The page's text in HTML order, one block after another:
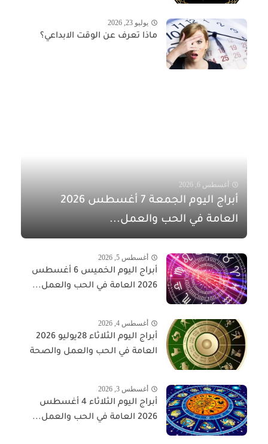
يوليو 23, 2026
ماذا تعرف عن الوقت الابداعي؟
أغسطس 6, 2026
أبراج اليوم الجمعة 7 أغسطس 2026
العامة في الحب والعمل...
أغسطس 5, 2026
أبراج اليوم الخميس 6 أغسطس
2026 العامة في الحب والعمل...
أغسطس 4, 2026
أبراج اليوم الثلاثاء 28يوليو 2026
العامة في الحب والعمل والصحة
أغسطس 3, 2026
أبراج اليوم الثلاثاء 4 أغسطس
2026 العامة في الحب والعمل...